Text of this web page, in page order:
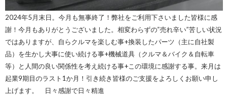
2024年5月末日。今月も無事終了！弊社をご利用下さいました皆様に感
謝！今月もありがとうございました。相変わらずの”売れ辛い”苦しい状況
ではありますが、自らクルマを楽しむ事+換装したパーツ（主に自社製
品）を生かし大事に使い続ける事+機械道具（クルマ＆バイク＆自転車
等）と人間の良い関係性を考え続ける事+この環境に感謝する事。来月は
起業9期目のラスト1か月！引き続き皆様のご支援をよろしくお願い申し
上げます。 日々感謝で日々精進